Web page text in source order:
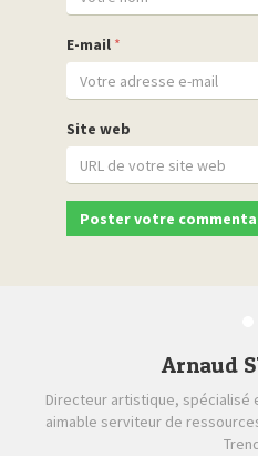
E-mail *
Site web
Arnaud
Directeur artistique, spécialisé
aimable serviteur de